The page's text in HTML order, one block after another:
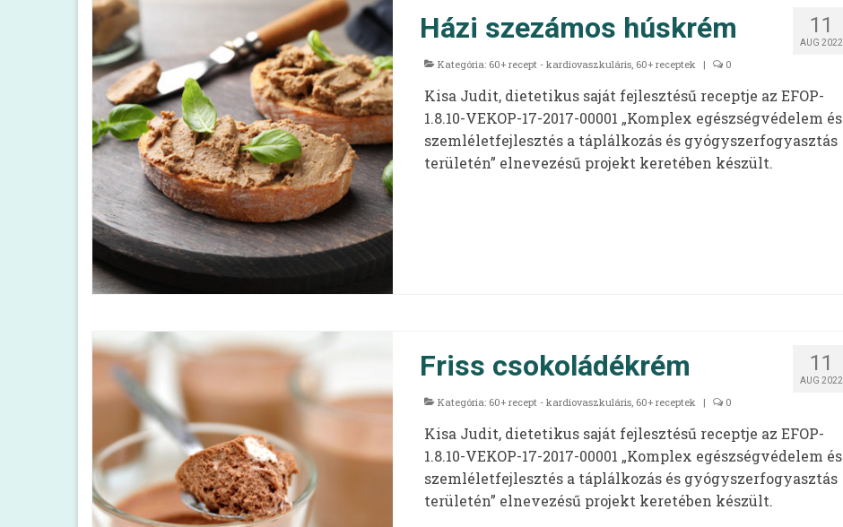
11
AUG 2022
Házi szezámos húskrém
Kategória: 60+ recept - kardiovaszkuláris, 60+ receptek | 0
Kisa Judit, dietetikus saját fejlesztésű receptje az EFOP-
1.8.10-VEKOP-17-2017-00001 „Komplex egészségvédelem és
szemléletfejlesztés a táplálkozás és gyógyszerfogyasztás
területén” elnevezésű projekt keretében készült.
11
AUG 2022
Friss csokoládékrém
Kategória: 60+ recept - kardiovaszkuláris, 60+ receptek | 0
Kisa Judit, dietetikus saját fejlesztésű receptje az EFOP-
1.8.10-VEKOP-17-2017-00001 „Komplex egészségvédelem és
szemléletfejlesztés a táplálkozás és gyógyszerfogyasztás
területén” elnevezésű projekt keretében készült.